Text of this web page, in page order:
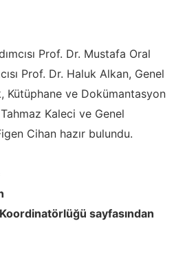
Prof. Dr. Mustafa Oral
Prof. Dr. Haluk Alkan, Genel
Kütüphane ve Dokümantasyon
Kaleci ve Genel
Cihan hazır bulundu.
sayfasından